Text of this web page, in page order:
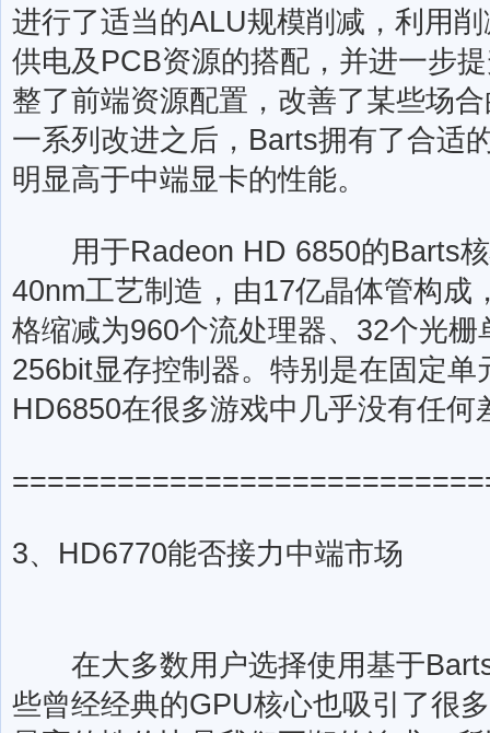
进行了适当的ALU规模削减，利用
供电及PCB资源的搭配，并进一步
整了前端资源配置，改善了某些场
一系列改进之后，Barts拥有了合适
明显高于中端显卡的性能。
用于Radeon HD 6850的Barts核
40nm工艺制造，由17亿晶体管构成
格缩减为960个流处理器、32个光
256bit显存控制器。特别是在固定单
HD6850在很多游戏中几乎没有任何
3、HD6770能否接力中端市场
在大多数用户选择使用基于
些曾经经典的GPU核心也吸引了很